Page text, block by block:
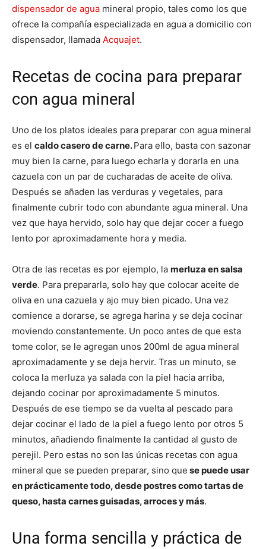
dispensador de agua mineral propio, tales como los que
ofrece la compañía especializada en agua a domicilio con
dispensador, llamada Acquajet.
Recetas de cocina para preparar
con agua mineral
Uno de los platos ideales para preparar con agua mineral
es el caldo casero de carne.Para ello, basta con sazonar
muy bien la carne, para luego echarla y dorarla en una
cazuela con un par de cucharadas de aceite de oliva.
Después se añaden las verduras y vegetales, para
finalmente cubrir todo con abundante agua mineral. Una
vez que haya hervido, solo hay que dejar cocer a fuego
lento por aproximadamente hora y media.
Otra de las recetas es por ejemplo, la merluza en salsa
verde. Para prepararla, solo hay que colocar aceite de
oliva en una cazuela y ajo muy bien picado. Una vez
comience a dorarse, se agrega harina y se deja cocinar
moviendo constantemente. Un poco antes de que esta
tome color, se le agregan unos 200ml de agua mineral
aproximadamente y se deja hervir. Tras un minuto, se
coloca la merluza ya salada con la piel hacia arriba,
dejando cocinar por aproximadamente 5 minutos.
Después de ese tiempo se da vuelta al pescado para
dejar cocinar el lado de la piel a fuego lento por otros 5
minutos, añadiendo finalmente la cantidad al gusto de
perejil. Pero estas no son las únicas recetas con agua
mineral que se pueden preparar, sino que se puede usar
en prácticamente todo, desde postres como tartas de
queso, hasta carnes guisadas, arroces y más.
Una forma sencilla y práctica de